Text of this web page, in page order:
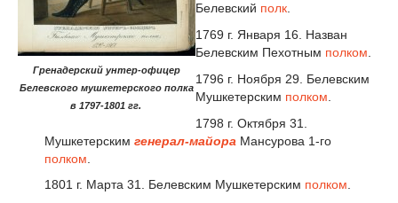
Гренадерский унтер-офицер
Белевского мушкетерского полка
в 1797-1801 гг.
Белевский полк
1769 г. Января 16. Назван
Белевским Пехотным полком
1796 г. Ноября 29. Белевским
Мушкетерским полком
1798 г. Октября 31.
Мушкетерским генерал-майора Мансурова 1-го
полком
1801 г. Марта 31. Белевским Мушкетерским полком.